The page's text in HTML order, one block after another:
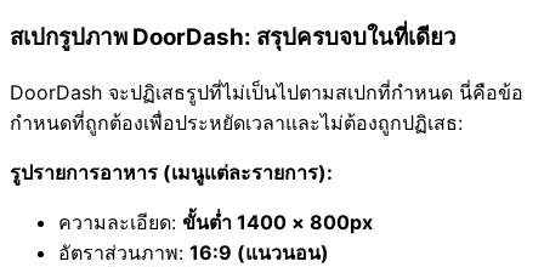
สเปกรูปภาพ DoorDash: สรุปครบจบในที่เดียว
DoorDash จะปฏิเสธรูปที่ไม่เป็นไปตามสเปกที่กำหนด นี่คือข้อ
กำหนดที่ถูกต้องเพื่อประหยัดเวลาและไม่ต้องถูกปฏิเสธ:
รูปรายการอาหาร (เมนูแต่ละรายการ):
ความละเอียด: ขั้นต่ำ 1400 × 800px
อัตราส่วนภาพ: 16:9 (แนวนอน)